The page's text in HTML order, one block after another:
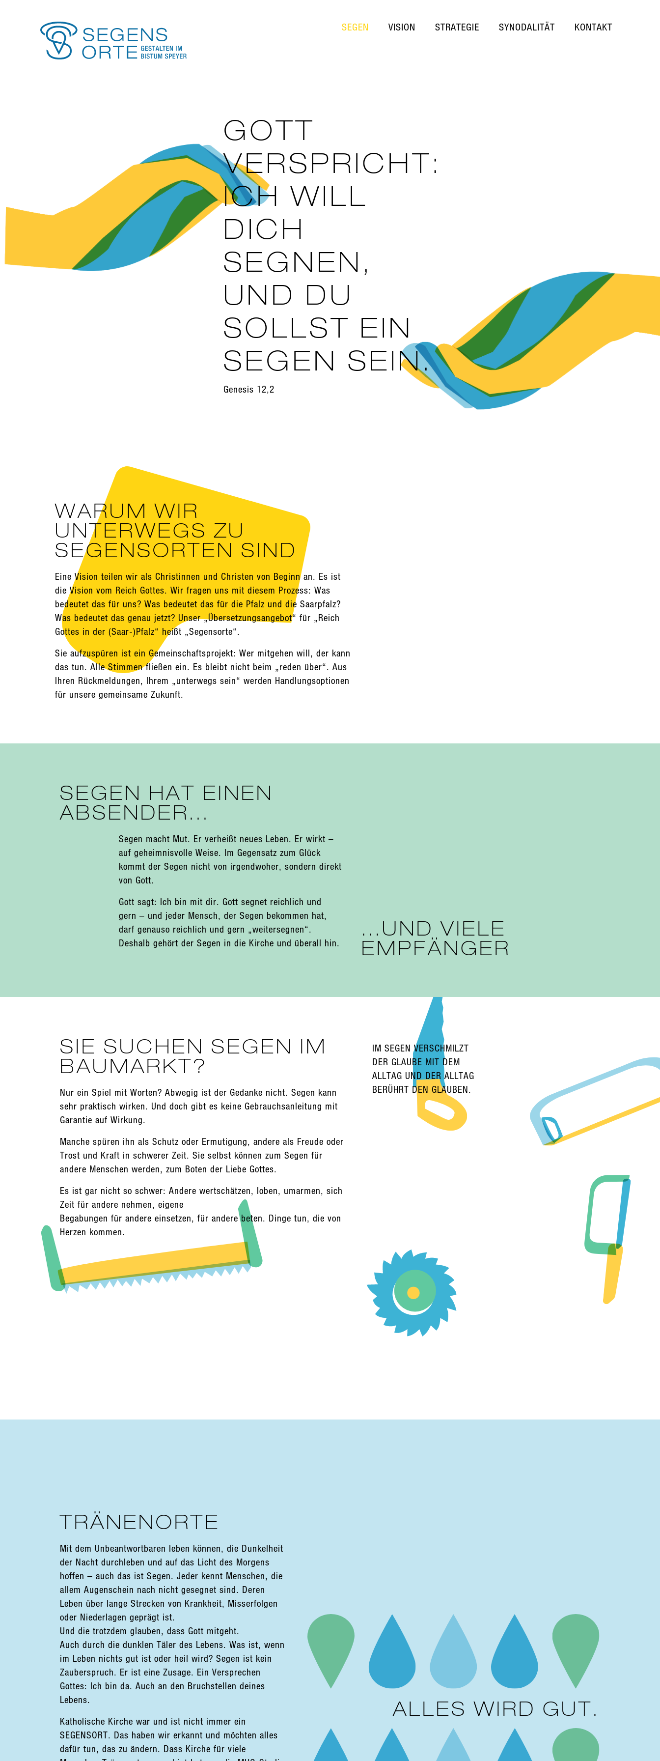
SEGEN VISION STRATEGIE SYNODALITÄT KONTAKT
GOTT
VERSPRICHT:
ICH WILL
DICH
SEGNEN,
UND DU
SOLLST EIN
SEGEN SEIN.
Genesis 12,2
WARUM WIR
UNTERWEGS ZU
SEGENSORTEN SIND
Eine Vision teilen wir als Christinnen und Christen von Beginn an. Es ist
die Vision vom Reich Gottes. Wir fragen uns mit diesem Prozess: Was
bedeutet das für uns? Was bedeutet das für die Pfalz und die Saarpfalz?
Was bedeutet das genau jetzt? Unser „Übersetzungsangebot“ für „Reich
Gottes in der (Saar-)Pfalz“ heißt „Segensorte“.
Sie aufzuspüren ist ein Gemeinschaftsprojekt: Wer mitgehen will, der kann
das tun. Alle Stimmen fließen ein. Es bleibt nicht beim „reden über“. Aus
Ihren Rückmeldungen, Ihrem „unterwegs sein“ werden Handlungsoptionen
für unsere gemeinsame Zukunft.
SEGEN HAT EINEN
ABSENDER...
Segen macht Mut. Er verheißt neues Leben. Er wirkt –
auf geheimnisvolle Weise. Im Gegensatz zum Glück
kommt der Segen nicht von irgendwoher, sondern direkt
von Gott.
Gott sagt: Ich bin mit dir. Gott segnet reichlich und
gern – und jeder Mensch, der Segen bekommen hat,
darf genauso reichlich und gern „weitersegnen“.
Deshalb gehört der Segen in die Kirche und überall hin.
...UND VIELE
EMPFÄNGER
SIE SUCHEN SEGEN IM
BAUMARKT?
Nur ein Spiel mit Worten? Abwegig ist der Gedanke nicht. Segen kann
sehr praktisch wirken. Und doch gibt es keine Gebrauchsanleitung mit
Garantie auf Wirkung.
Manche spüren ihn als Schutz oder Ermutigung, andere als Freude oder
Trost und Kraft in schwerer Zeit. Sie selbst können zum Segen für
andere Menschen werden, zum Boten der Liebe Gottes.
Es ist gar nicht so schwer: Andere wertschätzen, loben, umarmen, sich
Zeit für andere nehmen, eigene
Begabungen für andere einsetzen, für andere beten. Dinge tun, die von
Herzen kommen.
IM SEGEN VERSCHMILZT
DER GLAUBE MIT DEM
ALLTAG UND DER ALLTAG
BERÜHRT DEN GLAUBEN.
TRÄNENORTE
Mit dem Unbeantwortbaren leben können, die Dunkelheit
der Nacht durchleben und auf das Licht des Morgens
hoffen – auch das ist Segen. Jeder kennt Menschen, die
allem Augenschein nach nicht gesegnet sind. Deren
Leben über lange Strecken von Krankheit, Misserfolgen
oder Niederlagen geprägt ist.
Und die trotzdem glauben, dass Gott mitgeht.
Auch durch die dunklen Täler des Lebens. Was ist, wenn
im Leben nichts gut ist oder heil wird? Segen ist kein
Zauberspruch. Er ist eine Zusage. Ein Versprechen
Gottes: Ich bin da. Auch an den Bruchstellen deines
Lebens.
Katholische Kirche war und ist nicht immer ein
SEGENSORT. Das haben wir erkannt und möchten alles
dafür tun, das zu ändern. Dass Kirche für viele
ALLES WIRD GUT.